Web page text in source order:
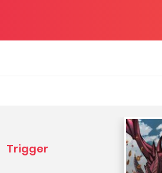
Trigger